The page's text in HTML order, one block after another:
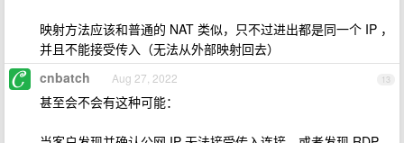
映射方法应该和普通的 NAT 类似，只不过进出都是同一个 IP ，
并且不能接受传入（无法从外部映射回去）
13
cnbatch Aug 27, 2022
甚至会不会有这种可能：